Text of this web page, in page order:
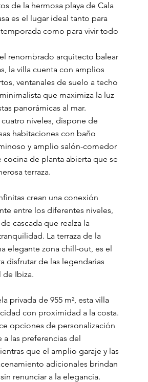
de la hermosa playa de Cala
es el lugar ideal tanto para
como para vivir todo
renombrado arquitecto balear
la villa cuenta con amplios
ventanales de suelo a techo
que maximiza la luz
panorámicas al mar.
niveles, dispone de
habitaciones con baño
y amplio salón-comedor
cocina de planta abierta que se
terraza.
crean una conexión
entre los diferentes niveles,
cascada que realza la
La terraza de la
elegante zona chill-out, es el
disfrutar de las legendarias
de Ibiza.
privada de 955 m², esta villa
con proximidad a la costa.
opciones de personalización
a las preferencias del
que el amplio garaje y las
adicionales brindan
renunciar a la elegancia.